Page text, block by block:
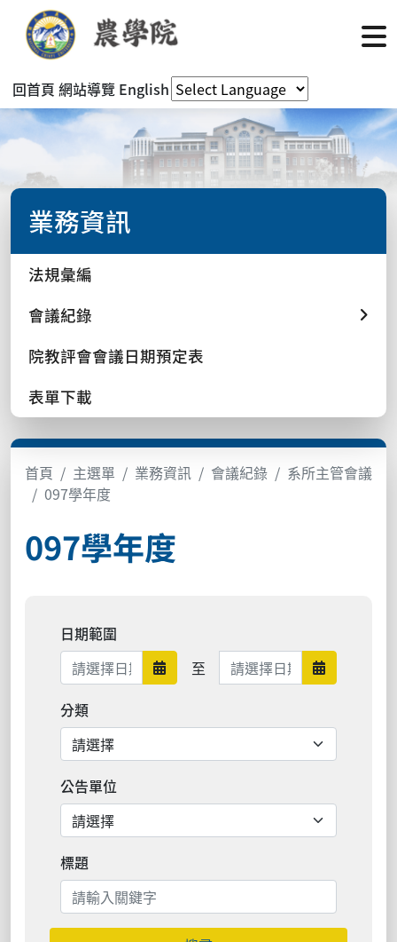
回首頁 網站導覽 English
業務資訊
法規彙編
會議紀錄
院教評會會議日期預定表
表單下載
首頁 主選單 業務資訊 會議紀錄
系所主管會議
097學年度
097學年度
日期範圍
日期範圍開始
至 日期範圍結束 日期範圍
分類
公告單位
標題
搜尋